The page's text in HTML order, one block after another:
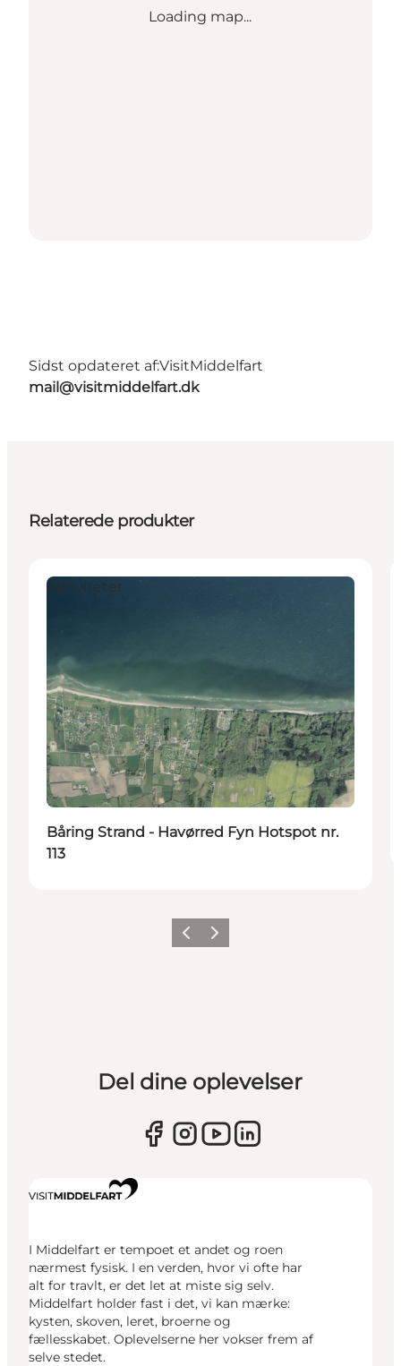
Loading map...
Sidst opdateret af:VisitMiddelfart
mail@visitmiddelfart.dk
Relaterede produkter
Aktiviteter
Båring Strand - Havørred Fyn Hotspot nr.
113
ForrigeNæste
Del dine oplevelser
I Middelfart er tempoet et andet og roen
nærmest fysisk. I en verden, hvor vi ofte har
alt for travlt, er det let at miste sig selv.
Middelfart holder fast i det, vi kan mærke:
kysten, skoven, leret, broerne og
fællesskabet. Oplevelserne her vokser frem af
selve stedet.